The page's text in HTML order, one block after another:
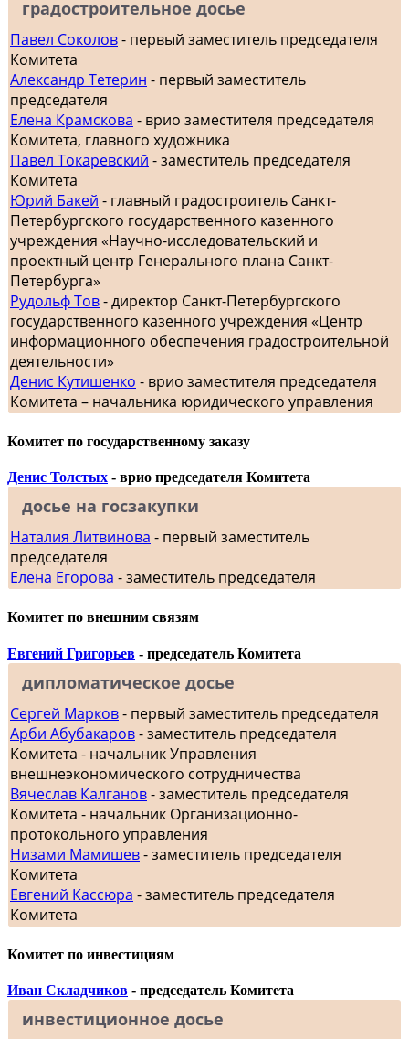
градостроительное досье
Павел Соколов- первый заместитель председателя
Комитета
Александр Тетерин - первый заместитель
председателя
Елена Крамскова - врио заместителя председателя
Комитета, главного художника
Павел Токаревский - заместитель председателя
Комитета
Юрий Бакей - главный градостроитель Санкт-
Петербургского государственного казенного
учреждения «Научно-исследовательский и
проектный центр Генерального плана Санкт-
Петербурга»
Рудольф Тов- директор Санкт-Петербургского
государственного казенного учреждения «Центр
информационного обеспечения градостроительной
деятельности»
Денис Кутишенко - врио заместителя председателя
Комитета – начальника юридического управления
Комитет по государственному заказу
Денис Толстых - врио председателя Комитета
досье на госзакупки
Наталия Литвинова - первый заместитель
председателя
Елена Егорова - заместитель председателя
Комитет по внешним связям
Евгений Григорьев - председатель Комитета
дипломатическое досье
Сергей Марков- первый заместитель председателя
Арби Абубакаров- заместитель председателя
Комитета - начальник Управления
внешнеэкономического сотрудничества
Вячеслав Калганов- заместитель председателя
Комитета - начальник Организационно-
протокольного управления
Низами Мамишев- заместитель председателя
Комитета
Евгений Кассюра - заместитель председателя
Комитета
Комитет по инвестициям
Иван Складчиков - председатель Комитета
инвестиционное досье